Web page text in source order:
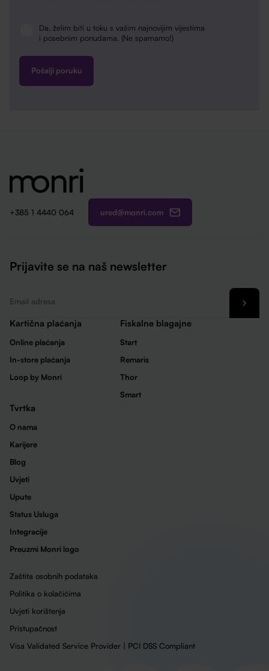
Newsletter
Da, želim biti u toku s vašim najnovijim vijestima
i posebnim ponudama. (Ne spamamo!)
+385 1 4440 064 ured@monri.com
Prijavite se na naš newsletter
Kartična plaćanja
Online plaćanja
In-store plaćanja
Loop by Monri
Fiskalne blagajne
Start
Remaris
Thor
Smart
Tvrtka
O nama
Karijere
Blog
Uvjeti
Upute
Status Usluga
Integracije
Preuzmi Monri logo
Zaštita osobnih podataka
Politika o kolačićima
Uvjeti korištenja
Pristupačnost
Visa Validated Service Provider | PCI DSS Compliant